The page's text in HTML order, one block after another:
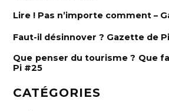
r
Lire ! Pas n’importe comment –
Faut-il désinnover ? Gazette de
Que penser du tourisme ? Que
Pi #25
CATÉGORIES